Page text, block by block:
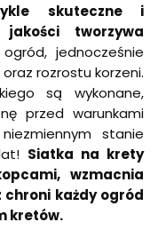
skuteczne i
tworzywa
jednocześnie
rozrostu korzeni.
są wykonane,
przed warunkami
stanie
Siatka na krety
wzmacnia
każdy ogród
kretów.